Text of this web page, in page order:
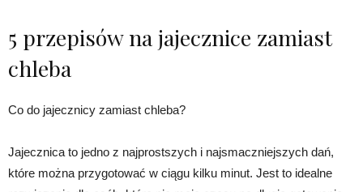
5 przepisów na jajecznice zamiast
chleba
Co do jajecznicy zamiast chleba?
Jajecznica to jedno z najprostszych i najsmaczniejszych dań,
które można przygotować w ciągu kilku minut. Jest to idealne